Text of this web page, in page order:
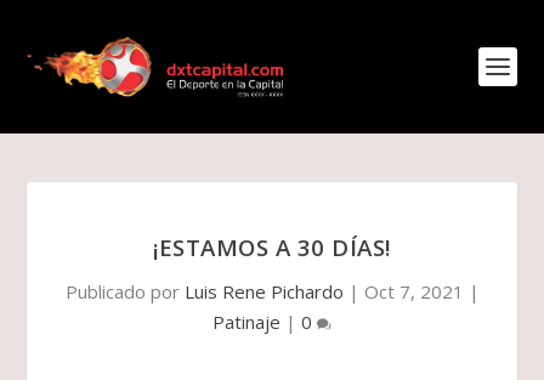
¡ESTAMOS A 30 DÍAS!
Publicado por Luis Rene Pichardo | Oct 7, 2021 |
Patinaje | 0